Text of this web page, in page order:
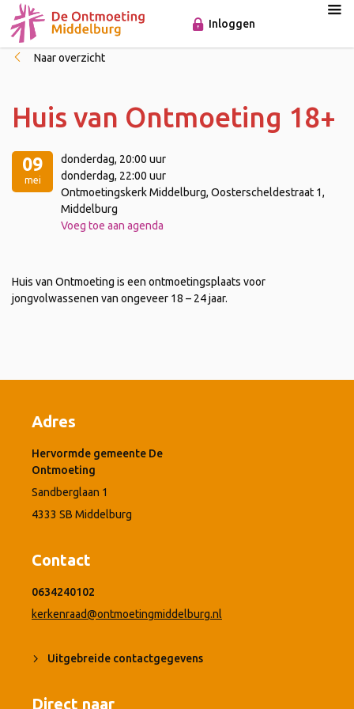
Inloggen
Naar overzicht
Huis van Ontmoeting 18+
09
mei
donderdag, 20:00 uur
donderdag, 22:00 uur
Ontmoetingskerk Middelburg, Oosterscheldestraat 1,
Middelburg
Voeg toe aan agenda
Huis van Ontmoeting is een ontmoetingsplaats voor
jongvolwassenen van ongeveer 18 – 24 jaar.
Adres
Hervormde gemeente De
Ontmoeting
Sandberglaan 1
4333 SB Middelburg
Contact
0634240102
kerkenraad@ontmoetingmiddelburg.nl
Uitgebreide contactgegevens
Direct naar